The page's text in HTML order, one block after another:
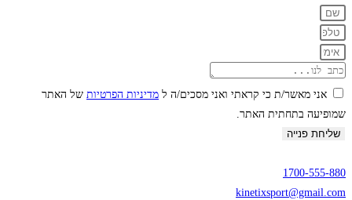
אני מאשר/ת כי קראתי ואני מסכים/ה ל מדיניות הפרטיות של האתר
שמופיעה בתחתית האתר.
שליחת פנייה
1700-555-880
kinetixsport@gmail.com